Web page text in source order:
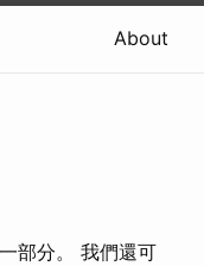
About
部分。 我們還可